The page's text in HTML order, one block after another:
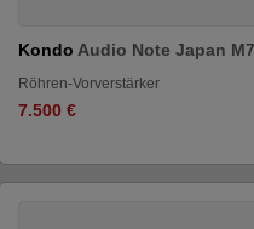
Kondo Audio Note Japan
Röhren-Vorverstärker
7.500 €